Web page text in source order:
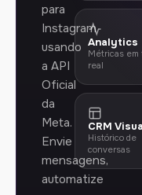
para
Instagram
usando
a API
Oficial
da
Meta.
Envie
mensagens,
automatize
Analytics
Métricas em
real
CRM
Histórico de
conversas